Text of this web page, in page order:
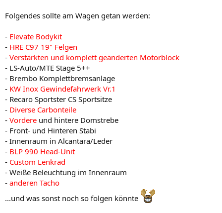
Folgendes sollte am Wagen getan werden:
- Elevate Bodykit
- HRE C97 19" Felgen
- Verstärkten und komplett geänderten Motorblock
- LS-Auto/MTE Stage 5++
- Brembo Komplettbremsanlage
- KW Inox Gewindefahrwerk Vr.1
- Recaro Sportster CS Sportsitze
- Diverse Carbonteile
- Vordere und hintere Domstrebe
- Front- und Hinteren Stabi
- Innenraum in Alcantara/Leder
- BLP 990 Head-Unit
- Custom Lenkrad
- Weiße Beleuchtung im Innenraum
- anderen Tacho
...und was sonst noch so folgen könnte